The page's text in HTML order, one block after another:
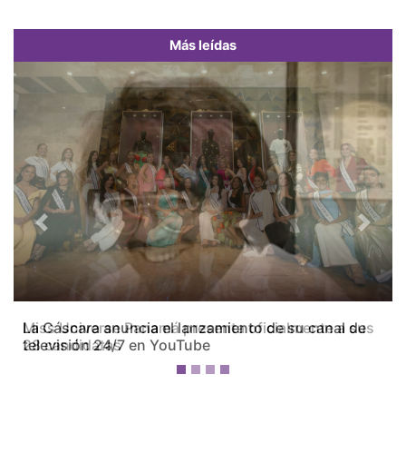
Más leídas
Miss Universe Panamá presenta oficialmente a sus
28 candidatas
Previous Next